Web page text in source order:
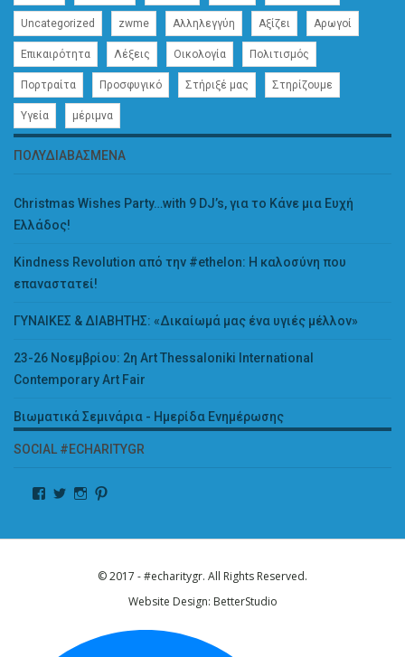
Uncategorized zwme Αλληλεγγύη Αξίζει Αρωγοί
Επικαιρότητα Λέξεις Οικολογία Πολιτισμός
Πορτραίτα Προσφυγικό Στήριξέ μας Στηρίζουμε
Υγεία μέριμνα
ΠΟΛΥΔΙΑΒΑΣΜΈΝΑ
Christmas Wishes Party…with 9 DJ’s, για το Kάνε μια Ευχή
Ελλάδος!
Kindness Revolution από την #ethelon: Η καλοσύνη που
επαναστατεί!
ΓΥΝΑΙΚΕΣ & ΔΙΑΒΗΤΗΣ: «Δικαίωμά μας ένα υγιές μέλλον»
23-26 Νοεμβρίου: 2η Art Thessaloniki International
Contemporary Art Fair
Βιωματικά Σεμινάρια - Ημερίδα Ενημέρωσης
SOCIAL #ECHARITYGR
© 2017 - #echaritygr. All Rights Reserved.
Website Design: BetterStudio